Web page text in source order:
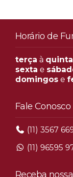
Horário de
terça à quinta
sexta e
domingose
Fale Conosco
(11) 3567
(11) 96595
Receba